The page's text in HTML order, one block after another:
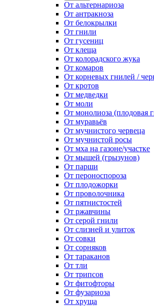
От альтернариоза
От антракноза
От белокрылки
От гнили
От гусениц
От клеща
От колорадского жука
От комаров
От корневых гнилей /
От кротов
От медведки
От моли
От монолиоза (плодовая
От муравьёв
От мучнистого червеца
От мучнистой росы
От мха на газоне/участке
От мышей (грызунов)
От парши
От пероноспороза
От плодожорки
От проволочника
От пятнистостей
От ржавчины
От серой гнили
От слизней и улиток
От совки
От сорняков
От тараканов
От тли
От трипсов
От фитофторы
От фузариоза
От хруща